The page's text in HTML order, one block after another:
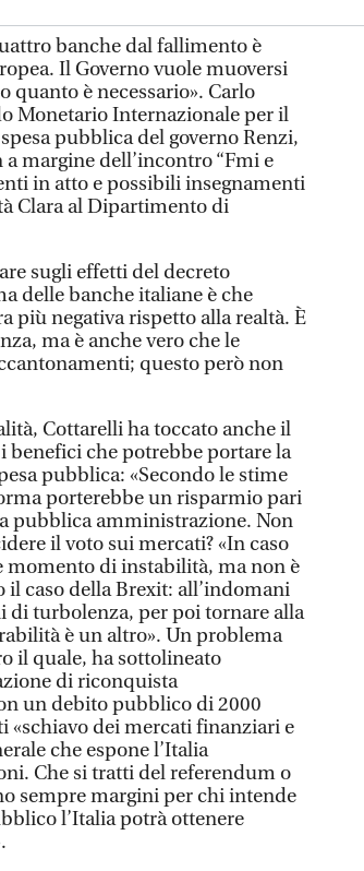
banche dal fallimento è
Il Governo vuole muoversi
quanto è necessario». Carlo
Monetario Internazionale per il
pubblica del governo Renzi,
margine dell’incontro “Fmi e
in atto e possibili insegnamenti
Clara al Dipartimento di
sugli effetti del decreto
delle banche italiane è che
più negativa rispetto alla realtà. È
ma è anche vero che le
questo però non
Cottarelli ha toccato anche il
che potrebbe portare la
pubblica: «Secondo le stime
porterebbe un risparmio pari
pubblica amministrazione. Non
il voto sui mercati? «In caso
momento di instabilità, ma non è
caso della Brexit: all’indomani
di turbolenza, per poi tornare alla
è un altro». Un problema
il quale, ha sottolineato
di riconquista
un debito pubblico di 2000
«schiavo dei mercati finanziari e
che espone l’Italia
Che si tratti del referendum o
sempre margini per chi intende
l’Italia potrà ottenere